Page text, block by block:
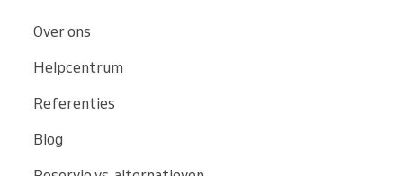
Over ons
Helpcentrum
Referenties
Blog